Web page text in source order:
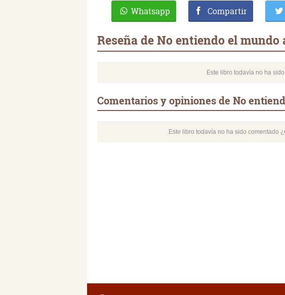
Whatsapp Compartir
Reseña de No entiendo el mundo
Este libro todavía no ha
Comentarios y opiniones de No
Este libro todavía no ha sido comentado